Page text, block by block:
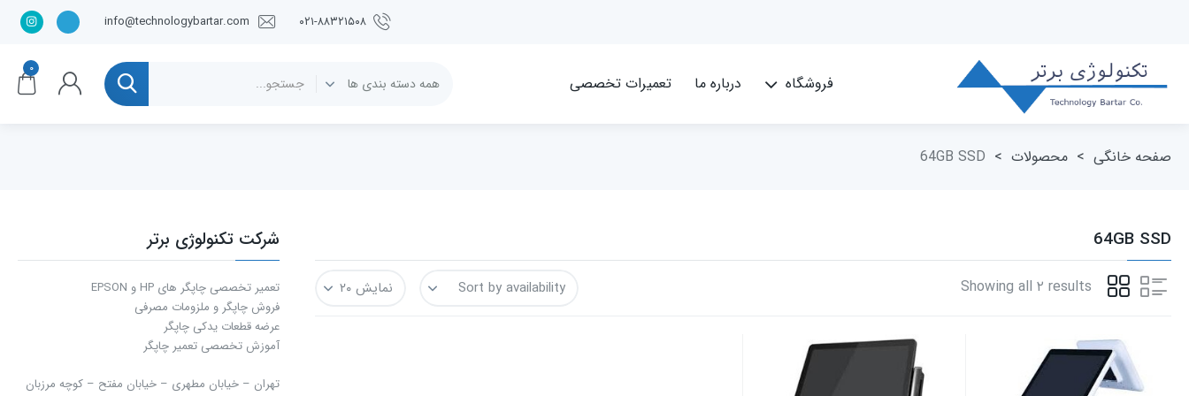
info@technologybartar.com ۰۲۱-۸۸۳۲۱۵۰۸
فروشگاه درباره ما تعمیرات تخصصی
۰
صفحه خانگی > محصولات >
64GB SSD
64GB SSD
Showing all ۲ results
شرکت تکنولوژی برتر
تعمیر تخصصی چاپگر های HP و EPSON
فروش چاپگر و ملزومات مصرفی
عرضه قطعات یدکی چاپگر
آموزش تخصصی تعمیر چاپگر
تهران – خیابان مطهری – خیابان مفتح – كوچه مرزبان